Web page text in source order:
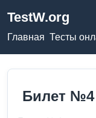
TestW.org
Главная Тесты
Билет №4